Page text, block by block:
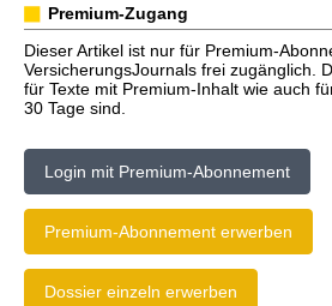
Premium-Zugang
Dieser Artikel ist nur für Premium-
VersicherungsJournals frei zugänglich.
für Texte mit Premium-Inhalt wie auch
30 Tage sind.
Login mit Premium-Abonnement
Premium-Abonnement erwerben
Dossier einzeln erwerben